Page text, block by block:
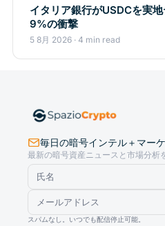
イタリア銀行がUSDCを実
9%の衝撃
5 8月 2026 · 4 min read
毎日の暗号インテル＋マー
最新の暗号資産ニュースと市場分析
スパムなし。いつでも配信停止可能。